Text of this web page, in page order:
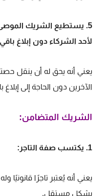
5. يستطيع الشريك
لأحد الشركاء دون إبلاغ
يعني أنه يحق له أن ينقل
الآخرين دون الحاجة إلى إبلاغ
الشريك المتضامن:
1. يكتسب صفة التاجر:
يعني أنه يُعتبر تاجرًا
بشكل مستقل.